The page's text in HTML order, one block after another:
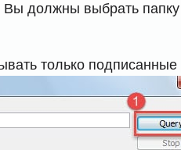
Вы должны выбрать
только подписанные